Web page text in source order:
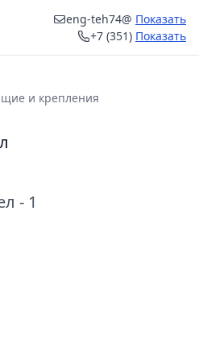
eng-teh74@ Показать
+7 (351) Показать
и крепления